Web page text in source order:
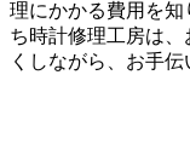
理にかかる費用を
ち時計修理工房は
くしながら、お手伝